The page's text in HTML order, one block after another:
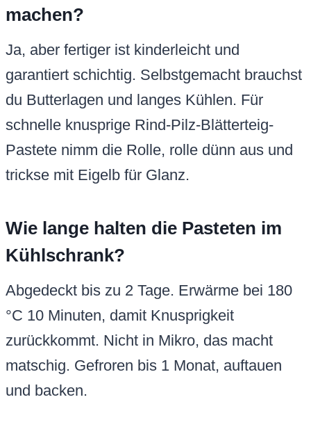
machen?
Ja, aber fertiger ist kinderleicht und
garantiert schichtig. Selbstgemacht brauchst
du Butterlagen und langes Kühlen. Für
schnelle knusprige Rind-Pilz-Blätterteig-
Pastete nimm die Rolle, rolle dünn aus und
trickse mit Eigelb für Glanz.
Wie lange halten die Pasteten im
Kühlschrank?
Abgedeckt bis zu 2 Tage. Erwärme bei 180
°C 10 Minuten, damit Knusprigkeit
zurückkommt. Nicht in Mikro, das macht
matschig. Gefroren bis 1 Monat, auftauen
und backen.